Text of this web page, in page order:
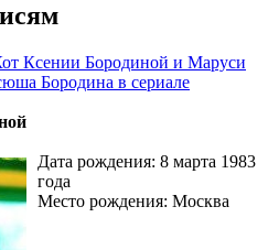
Ксении Бородиной и Маруси
Бородина в сериале
Дата рождения: 8 марта 1983
года
Место рождения: Москва